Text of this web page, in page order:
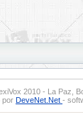
2010 - La Paz,
por DeveNet.Net -